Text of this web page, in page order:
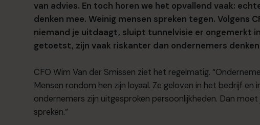
van advies. En toch horen we het opvallend vaak:
denken mee. Weinig mensen spreken tegen.Volgens
niemand je uitdaagt, sluipt tunnelvisie er ongemerkt
getoetst, zijn vaak riskanter dan ondernemers
CFO Wim Van der Smissen ziet het regelmatig.
Mensen rondom hen zijn loyaal. Ze geloven in het bedrijf en
ondernemers zijn uitgesproken persoonlijkheden. Dan
spreken.”